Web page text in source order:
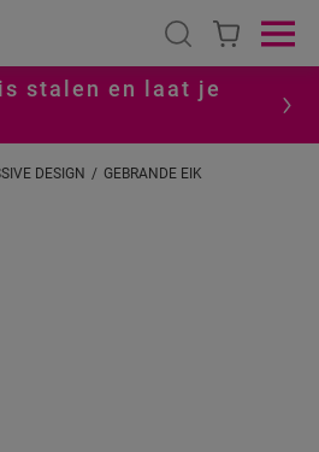
Open search
stalen en laat je
DESIGN GEBRANDE EIK